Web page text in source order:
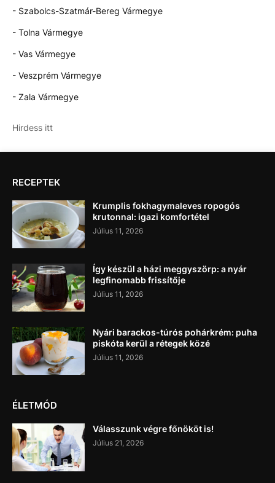
- Szabolcs-Szatmár-Bereg Vármegye
- Tolna Vármegye
- Vas Vármegye
- Veszprém Vármegye
- Zala Vármegye
Hirdess itt
RECEPTEK
Krumplis fokhagymaleves ropogós
krutonnal: igazi komfortétel
Július 11, 2026
Így készül a házi meggyszörp: a nyár
legfinomabb frissítője
Július 11, 2026
Nyári barackos-túrós pohárkrém: puha
piskóta kerül a rétegek közé
Július 11, 2026
ÉLETMÓD
Válasszunk végre főnököt is!
Július 21, 2026